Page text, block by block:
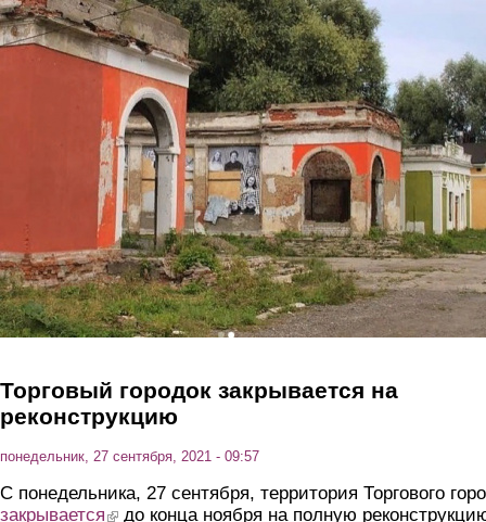
Перейти к основному содержанию
Торговый городок закрывается на
реконструкцию
понедельник, 27 сентября, 2021 - 09:57
С понедельника, 27 сентября, территория Торгового
закрывается (link is external)
до конца ноября на полную